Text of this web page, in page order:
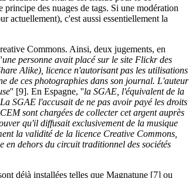
des nuages de tags. Si une modération
actuellement), c'est aussi essentiellement la
Commons. Ainsi, deux jugements, en
une personne avait placé sur le site Flickr des
Alike), licence n'autorisant pas les utilisations
de ces photographies dans son journal. L'auteur
'' [9]. En Espagne, ''la SGAE, l'équivalent de la
SGAE l'accusait de ne pas avoir payé les droits
sont chargées de collecter cet argent auprès
qu'il diffusait exclusivement de la musique
la validité de la licence Creative Commons,
en dehors du circuit traditionnel des sociétés
déjà installées telles que Magnatune [7] ou